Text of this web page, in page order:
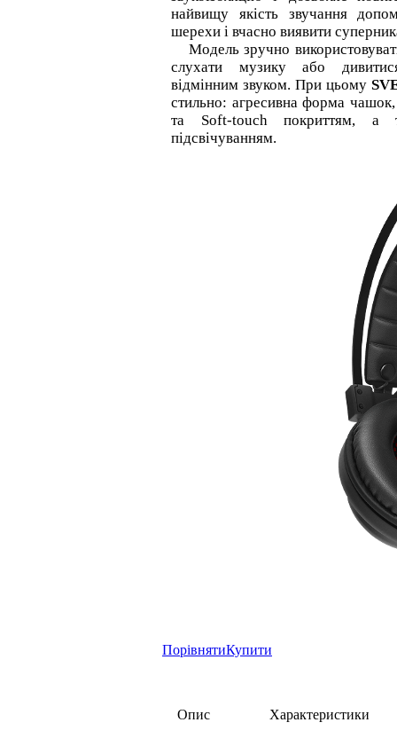
найвищу якість звучання
шерехи і вчасно виявити
Модель зручно
слухати музику або
відмінним звуком. При цьому
стильно: агресивна форма
та Soft-touch покриттям, а
підсвічуванням.
ПорівнятиКупити
Опис Характеристики